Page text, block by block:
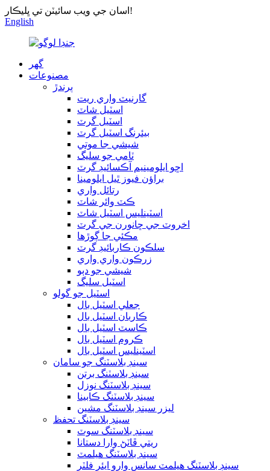
اسان جي ويب سائيٽن تي ڀليڪار!
English
گھر
مصنوعات
ٻرندڙ
گارنيٽ واري ريت
اسٽيل شاٽ
اسٽيل گرٽ
بيئرنگ اسٽيل گرٽ
شيشي جا موتي
ٽامي جو سليگ
اڇو ايلومينيم آڪسائيڊ گرٽ
براؤن فيوز ٿيل ايلومينا
رتائل واري
ڪٽ وائر شاٽ
اسٽينلیس اسٽيل شاٽ
اخروٽ جي ڇانورن جي گرٽ
مڪئي جا ڳوڙها
سلڪون ڪاربائيڊ گرٽ
زرڪون واري واري
شيشي جو دٻو
اسٽيل سليگ
اسٽيل جو گولو
جعلي اسٽيل بال
ڪاربان اسٽيل بال
ڪاسٽ اسٽيل بال
ڪروم اسٽيل بال
اسٽينلیس اسٽيل بال
سينڊ بلاسٽنگ جو سامان
سينڊ بلاسٽنگ برتن
سينڊ بلاسٽنگ نوزل
سينڊ بلاسٽنگ ڪابينا
ليزر سينڊ بلاسٽنگ مشين
سينڊ بلاسٽنگ تحفظ
سينڊ بلاسٽنگ سوٽ
ريتي ڦاٽڻ وارا دستانا
سينڊ بلاسٽنگ هيلمٽ
سينڊ بلاسٽنگ هيلمٽ سانس وارو ايئر فلٽر